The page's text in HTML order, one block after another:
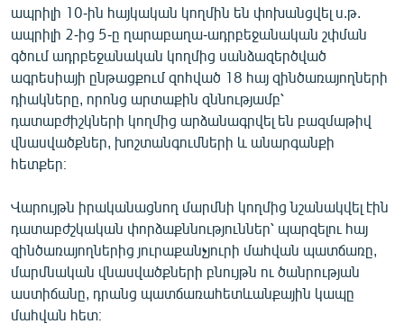
«Ազատության» բոլոր կայքերը
ապրիլի 10-ին հայկական կողմին են փոխանցվել ս.թ.
ապրիլի 2-ից 5-ը ղարաբաղա-ադրբեջանական շփման
գծում ադրբեջանական կողմից սանձազերծված
ագրեսիայի ընթացքում զոհված 18 հայ զինծառայողների
դիակները, որոնց արտաքին զննությամբ՝
դատաբժիշկների կողմից արձանագրվել են բազմաթիվ
վնասվածքներ, խոշտանգումների և անարգանքի
հետքեր։
Վարույթն իրականացնող մարմնի կողմից նշանակվել էին
դատաբժշկական փորձաքննություններ՝ պարզելու հայ
զինծառայողներից յուրաքանչյուրի մահվան պատճառը,
մարմնական վնասվածքների բնույթն ու ծանրության
աստիճանը, դրանց պատճառահետևանքային կապը
մահվան հետ։